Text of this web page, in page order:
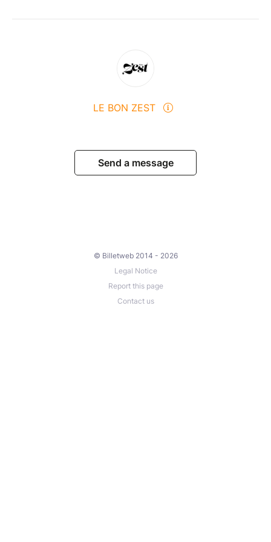
(organisation trail 10km nocturne)
En partenariat avec la Ville de Saint-Denis, la Région
Réunion, la CINOR, les Disciples d’Escoffier et de
la gastronomie accessible à tous, créer du lien et
AU PROGRAMME
Restaurant éphémère gastronomique
Concerts & animations
Dates : Du 7 au 10 mai 2026
Lieu : Jardin de La Liberté – Barachois, Saint-Denis
LE BON ZEST
Send a message
© Billetweb 2014 - 2026
Legal Notice
Report this page
Contact us